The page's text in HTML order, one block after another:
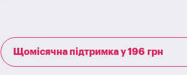
Щомісячна підтримка у 196 грн